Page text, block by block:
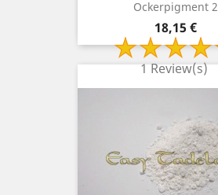
Ockerpigment 2
Preis
18,15 €
1 Review(s)